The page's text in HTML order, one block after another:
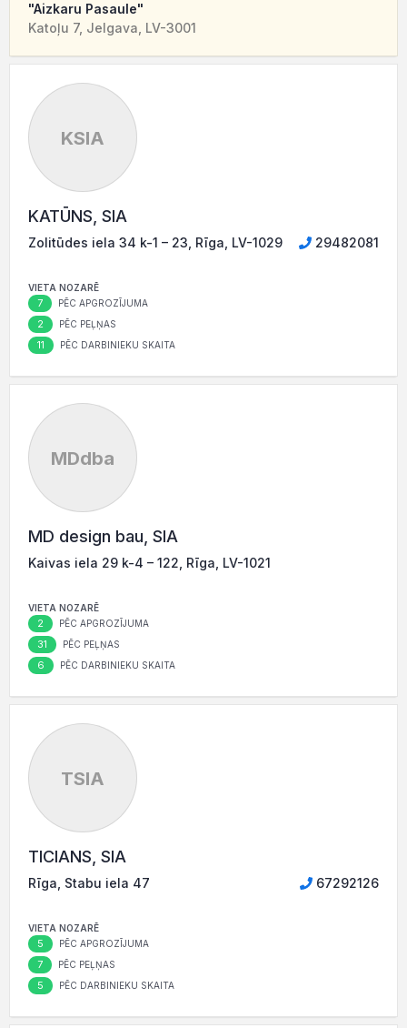
"Aizkaru Pasaule"
Katoļu 7, Jelgava, LV-3001
KSIA
KATŪNS, SIA
Zolitūdes iela 34 k-1 – 23, Rīga, LV-1029 29482081
VIETA NOZARĒ
7 PĒC APGROZĪJUMA
2 PĒC PEĻŅAS
11 PĒC DARBINIEKU SKAITA
MDdba
MD design bau, SIA
Kaivas iela 29 k-4 – 122, Rīga, LV-1021
VIETA NOZARĒ
2 PĒC APGROZĪJUMA
31 PĒC PEĻŅAS
6 PĒC DARBINIEKU SKAITA
TSIA
TICIANS, SIA
Rīga, Stabu iela 47 67292126
VIETA NOZARĒ
5 PĒC APGROZĪJUMA
7 PĒC PEĻŅAS
5 PĒC DARBINIEKU SKAITA